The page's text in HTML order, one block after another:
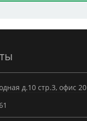
д.10 стр.3, офис 20